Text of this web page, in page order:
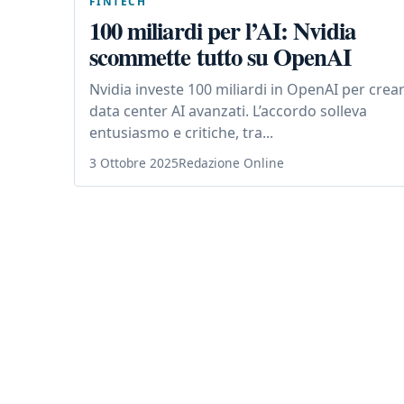
100 miliardi per l’AI: Nvidia
scommette tutto su OpenAI
Nvidia investe 100 miliardi in OpenAI per
data center AI avanzati. L’accordo solleva
entusiasmo e critiche, tra...
3 Ottobre 2025Redazione Online